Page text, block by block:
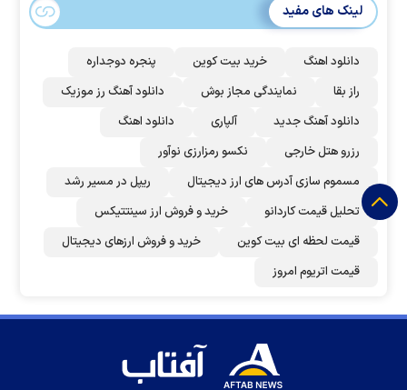
لینک های مفید
دانلود اهنگ خرید بیت کوین
پنجره دوجداره
راز بقا
نمایندگی مجاز بوش
دانلود آهنگ رز‌ موزیک
دانلود آهنگ جدید
آلپاری
دانلود اهنگ
رزرو هتل خارجی
نکسو رمزارزی نوآور
مسموم سازی آدرس های ارز دیجیتال
ریپل در مسیر رشد
تحلیل قیمت کاردانو
خرید و فروش ارز سینتتیکس
قیمت لحظه ای بیت کوین
خرید و فروش ارزهای دیجیتال
قیمت اتریوم امروز